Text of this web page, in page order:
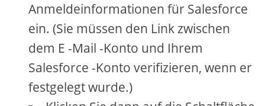
Anmeldeinformationen für Salesforce
ein. (Sie müssen den Link zwischen
dem E -Mail -Konto und Ihrem
Salesforce -Konto verifizieren, wenn er
festgelegt wurde.)